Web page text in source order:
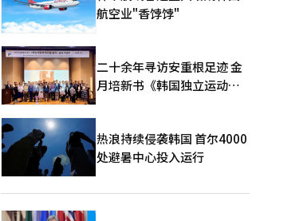
航空业"香饽饽"
二十余年寻访安重根足迹 金
月培新书《韩国独立运动圣
热浪持续侵袭韩国 首尔4000
处避暑中心投入运行